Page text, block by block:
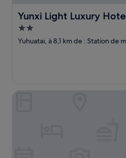
Yunxi Light Luxury
Yunxi Light Luxury Hotel
Hébergement
2.0 étoiles
Yuhuatai, à 8,1 km de : Station de